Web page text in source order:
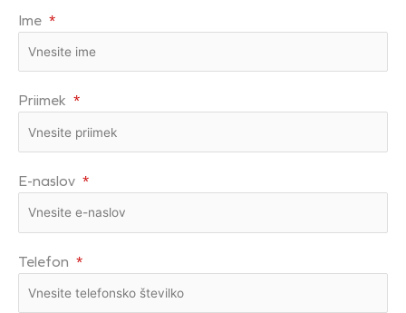
Ime *
Priimek *
E-naslov *
Telefon *